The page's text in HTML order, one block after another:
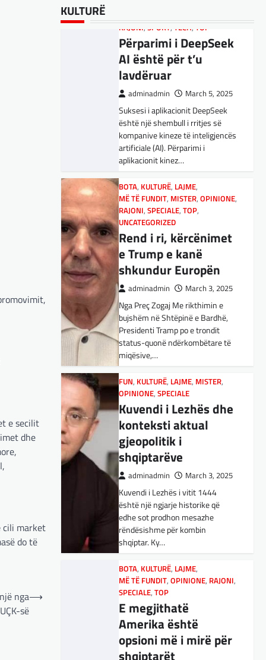
e secilit
dhe
cili market
do të
nga
së
⟶
Konkurrenti francez i
Starlink pa aksionet e
tij të trefishohen në
vlerë pasi Trump
ndaloi ndihmën për
Ukrainën
adminadmin March 5, 2025
Aksionet e ofruesit francez të
satelitëve Eutelsat u trefishuan
në vlerë gjatë dy ditëve të fundit
mes shqetësimeve se qasja…
BOTA,LAJME,MË TË FUNDIT
OPINIONE,RAJONI
Gjermani, ekspertët
sugjerojnë 400
miliardë euro për
mbrojtje
adminadmin March 4, 2025
Gjermania ndodhet aktualisht në
kulmin e përpjekjeve për krijimin e
qeverisë dhe koha nuk pret.
CDU/CSU dhe SPD po
BOTA,LAJME,MISTER
SPECIALE
Çka ndodhë tash pas
ndërprerjes së
ndihmës ushtarake
për Ukrainën nga
Trump
adminadmin March 4, 2025
Pas takimit të liderëve evropianë
në Londër, francezët dhe
britanikët kanë hartuar një plan
paqeje për luftën në Ukrainë, të…
BOTA,KRONIKË E ZEZË LAJME
MË TË FUNDIT
MISTER
SPECIALE,TOP
Trump ndërpreu
ndihmën ushtarake,
KULTURË
RAJONI,SPORT, TECH, TOP
Përparimi i DeepSeek
AI është për t’u
lavdëruar
adminadmin March 5, 2025
Suksesi i aplikacionit DeepSeek
është një shembull i rritjes së
kompanive kineze të inteligjencës
artificiale (AI). Përparimi i
aplikacionit kinez…
BOTA, KULTURË, LAJME,
MË TË FUNDIT, MISTER,OPINIONE,
RAJONI,SPECIALE,TOP,
UNCATEGORIZED
Rend i ri, kërcënimet
e Trump e kanë
shkundur Europën
adminadmin March 3, 2025
Nga Preç Zogaj Me rikthimin e
bujshëm në Shtëpinë e Bardhë,
Presidenti Tramp po e trondit
status-quonë ndërkombëtare të
miqësive,…
FUN, KULTURË, LAJME, MISTER,
OPINIONE,SPECIALE
Kuvendi i Lezhës dhe
konteksti aktual
gjeopolitik i
shqiptarëve
adminadmin March 3, 2025
Kuvendi i Lezhës i vitit 1444
është një ngjarje historike që
edhe sot prodhon mesazhe
rëndësishme për kombin
shqiptar. Ky…
BOTA, KULTURË, LAJME,
MË TË FUNDIT,OPINIONE, RAJONI,
SPECIALE,TOP
E megjithatë
Amerika është
opsioni më i mirë për
shqiptarët
Shkëndija ndaj
Vardarit do të luaj të
dielën
adminadmin
2024
Shkëndija dhe Vardari do të luajnë
zyrtarisht të dielën. Vendimi ka
ardhur nga Federata e futbollit të
Maqedonisë së Veriut…
LAJME,SPORT
Ja Kush E Bindi
Presidentin E
Vllaznisë Për Të
Marrë Qatip Osmanin
adminadmin
February 20,
2024
Skuadra e njohur shqiptare e
Vllaznisë nga Shkodra, me 30
tetor në postin e trajnerit
zyrtarizoi strategun tetovar, Qatip
Osmani.…
SPORT
Goli i Leipzigut ishte i
rregullt!
adminadmin
February 14,
2024
Reali i Madridit fitoi 0-1 përballë
Leipzigut falë një goli shumë të
bukur të Brahim Diaz, duke
hedhur një hap…
LAJME ,SPORT
Muriqi i lumtur për
përkrahjen nga
tifozët, uron të
qëndrojë gjatë tek
Mallorca
adminadmin
February 12,
2024
Vedat Muriqi është shprehur i
lumtur për golin që i solli fitoren
Mallorcas. Të dielën mbrëma,
Mallorca fitoi 2:1 ndaj…